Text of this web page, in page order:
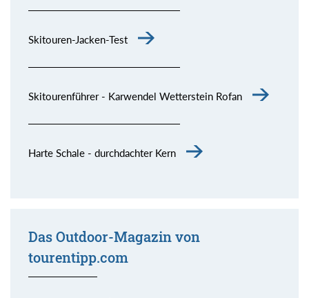
Skitouren-Jacken-Test
Skitourenführer - Karwendel Wetterstein Rofan
Harte Schale - durchdachter Kern
Das Outdoor-Magazin von
tourentipp.com